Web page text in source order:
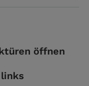
öffnen